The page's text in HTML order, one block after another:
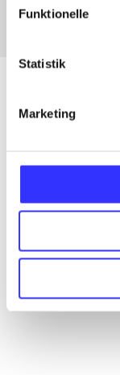
Funktionelle
Statistik
Marketing
...
...